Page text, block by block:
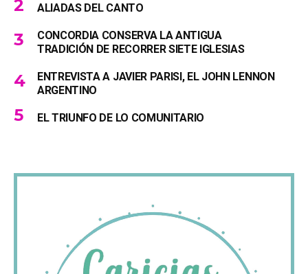
ALIADAS DEL CANTO
CONCORDIA CONSERVA LA ANTIGUA
TRADICIÓN DE RECORRER SIETE IGLESIAS
ENTREVISTA A JAVIER PARISI, EL JOHN LENNON
ARGENTINO
EL TRIUNFO DE LO COMUNITARIO